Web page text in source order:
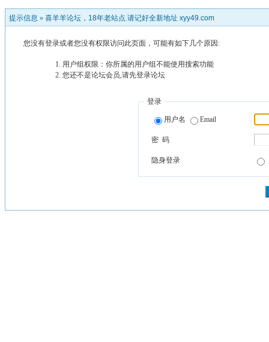
提示信息 » 喜羊羊论坛，18年老站点.请记好全新地址 xyy49.com
您没有登录或者您没有权限访问此页面，可能有如下几个原因:
用户组权限：你所属的用户组不能使用搜索功能
您还不是论坛会员,请先登录论坛
登录
用户名 Email
密 码
隐身登录